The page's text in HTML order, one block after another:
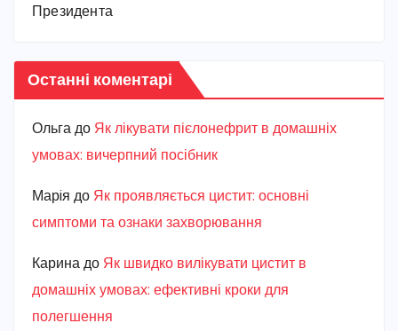
Президента
Останні коментарі
Ольга до Як лікувати пієлонефрит в домашніх
умовах: вичерпний посібник
Марiя до Як проявляється цистит: основні
симптоми та ознаки захворювання
Карина до Як швидко вилікувати цистит в
домашніх умовах: ефективні кроки для
полегшення